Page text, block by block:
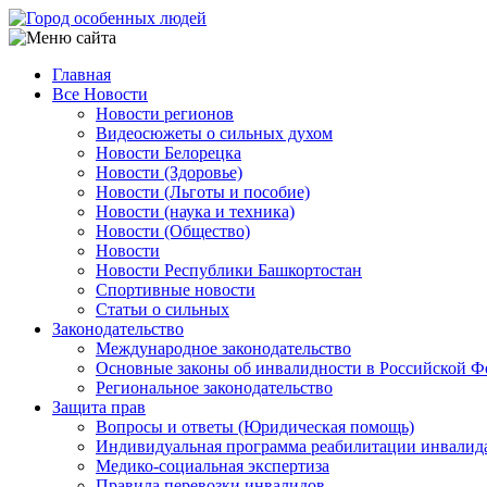
Перейти
к
содержанию
Main
navigation
Главная
Все Новости
Новости регионов
Видеосюжеты о сильных духом
Новости Белорецка
Новости (Здоровье)
Новости (Льготы и пособие)
Новости (наука и техника)
Новости (Общество)
Новости
Новости Республики Башкортостан
Спортивные новости
Статьи о сильных
Законодательство
Международное законодательство
Основные законы об инвалидности в Российской
Региональное законодательство
Защита прав
Вопросы и ответы (Юридическая помощь)
Индивидуальная программа реабилитации
Медико-социальная экспертиза